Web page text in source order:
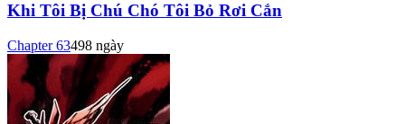
Khi Tôi Bị Chú Chó Tôi Bỏ Rơi Cắn
Chapter63498 ngày